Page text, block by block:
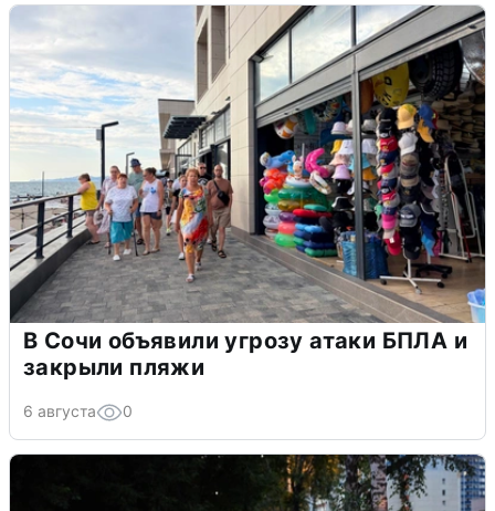
В Сочи объявили угрозу атаки БПЛА и
закрыли пляжи
6 августа 0